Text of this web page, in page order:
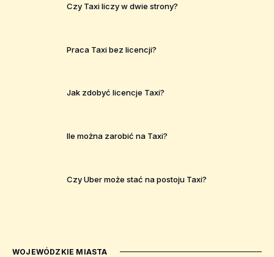
Czy Taxi liczy w dwie strony?
Praca Taxi bez licencji?
Jak zdobyć licencje Taxi?
Ile można zarobić na Taxi?
Czy Uber może stać na postoju Taxi?
WOJEWÓDZKIE MIASTA